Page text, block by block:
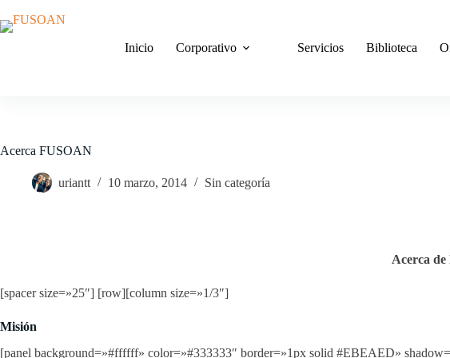
al
contenido
Inicio
Corporativo Servicios Biblioteca
Acerca FUSOAN
uriantt 10 marzo, 2014 Sin categoría
Acerca
[spacer size=»25″] [row][column size=»1/3″]
Misión
[panel background=»#ffffff» color=»#333333″ border=»1px solid #EBEAED»